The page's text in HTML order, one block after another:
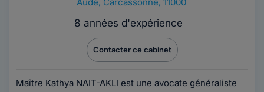
8 années d'expérience
Contacter ce cabinet
Maître Kathya NAIT-AKLI est une avocate généraliste